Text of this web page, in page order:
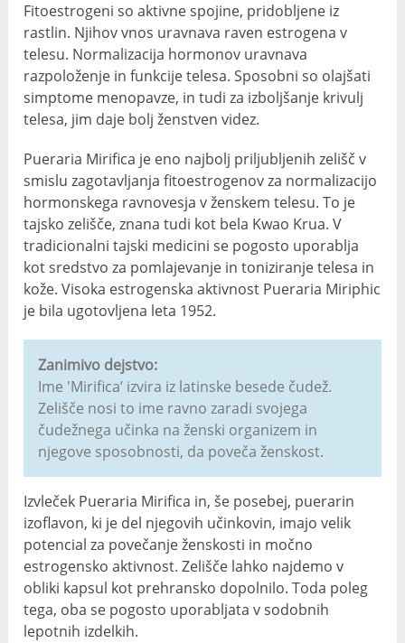
Fitoestrogeni so aktivne spojine, pridobljene iz
rastlin. Njihov vnos uravnava raven estrogena v
telesu. Normalizacija hormonov uravnava
razpoloženje in funkcije telesa. Sposobni so olajšati
simptome menopavze, in tudi za izboljšanje krivulj
telesa, jim daje bolj ženstven videz.
Pueraria Mirifica je eno najbolj priljubljenih zelišč v
smislu zagotavljanja fitoestrogenov za normalizacijo
hormonskega ravnovesja v ženskem telesu. To je
tajsko zelišče, znana tudi kot bela Kwao Krua. V
tradicionalni tajski medicini se pogosto uporablja
kot sredstvo za pomlajevanje in toniziranje telesa in
kože. Visoka estrogenska aktivnost Pueraria Miriphic
je bila ugotovljena leta 1952.
Zanimivo dejstvo:
Ime 'Mirifica’ izvira iz latinske besede čudež.
Zelišče nosi to ime ravno zaradi svojega
čudežnega učinka na ženski organizem in
njegove sposobnosti, da poveča ženskost.
Izvleček Pueraria Mirifica in, še posebej, puerarin
izoflavon, ki je del njegovih učinkovin, imajo velik
potencial za povečanje ženskosti in močno
estrogensko aktivnost. Zelišče lahko najdemo v
obliki kapsul kot prehransko dopolnilo. Toda poleg
tega, oba se pogosto uporabljata v sodobnih
lepotnih izdelkih.